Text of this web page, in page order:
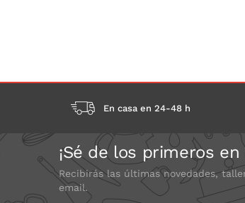
En casa en 24-48 h
¡Sé de los primeros
Recibirás las últimas novedades,
email.